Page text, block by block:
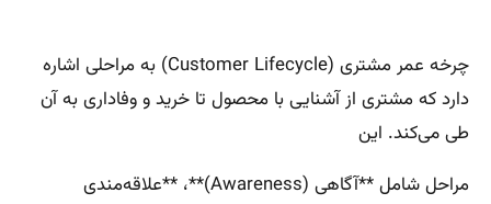
چرخه عمر مشتری (Customer Lifecycle) به مراحلی اشاره
دارد که مشتری از آشنایی با محصول تا خرید و وفاداری به آن
طی می‌کند. این
مراحل شامل **آگاهی (Awareness)**، **علاقه‌مندی